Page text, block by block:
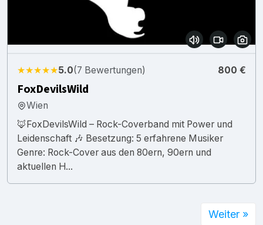
★★★★★5.0(7 Bewertungen) 800 €
FoxDevilsWild
Wien
🦊FoxDevilsWild – Rock-Coverband mit Power und
Leidenschaft 🎶 Besetzung: 5 erfahrene Musiker
Genre: Rock-Cover aus den 80ern, 90ern und
aktuellen H...
Weiter »